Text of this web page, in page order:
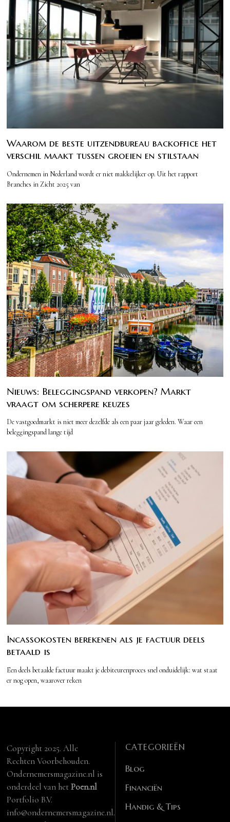
Waarom de beste uitzendbureau backoffice het
verschil maakt tussen groeien en stilstaan
Ondernemen in Nederland wordt er niet makkelijker op. Uit het rapport
Branches in Zicht 2025 van
Nieuws: Beleggingspand verkopen? Markt
vraagt om scherpere keuzes
De vastgoedmarkt is niet meer dezelfde als een paar jaar geleden. Waar een
beleggingspand lange tijd
Incassokosten berekenen als je factuur deels
betaald is
Een deels betaalde factuur maakt je debiteurenproces snel onduidelijk: wat staat
er nog open, waarover reken
Copyright 2025. Alle
Rechten Voorbehouden.
Ondernemersmagazine.nl is
onderdeel van hetPoen.nl
Portfolio B.V.
info@ondernemersmagazine.nl.
CATEGORIEËN
Blog
Financiën
Handig & Tips